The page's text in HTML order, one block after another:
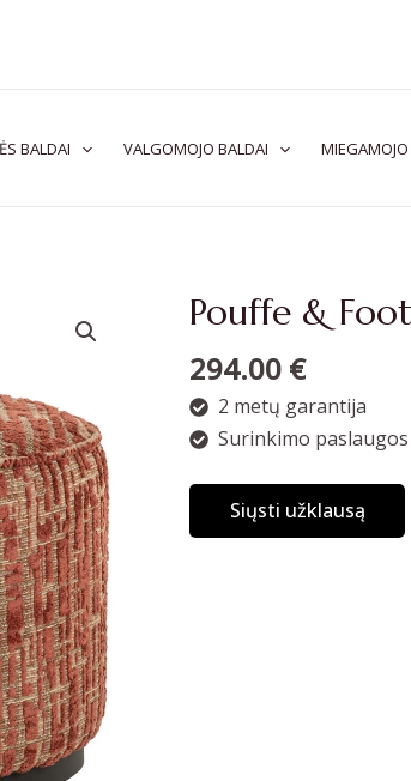
BALDAI VALGOMOJO BALDAI
Pouffe &
294.00 €
2 metų garantija
Surinkimo
Siųsti užklausą